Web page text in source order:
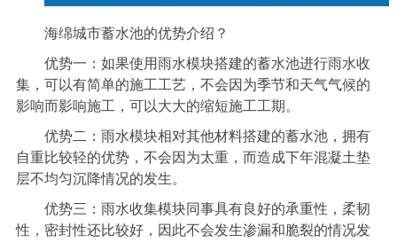
海绵城市蓄水池的优势介绍？
优势一：如果使用雨水模块搭建的蓄水池进行雨水收
集，可以有简单的施工工艺，不会因为季节和天气气候的
影响而影响施工，可以大大的缩短施工工期。
优势二：雨水模块相对其他材料搭建的蓄水池，拥有
自重比较轻的优势，不会因为太重，而造成下年混凝土垫
层不均匀沉降情况的发生。
优势三：雨水收集模块同事具有良好的承重性，柔韧
性，密封性还比较好，因此不会发生渗漏和脆裂的情况发